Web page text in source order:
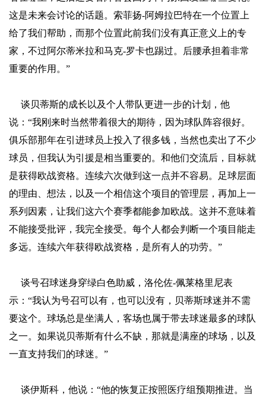
这是未来会讨论的话题。索菲扬-阿姆拉巴特在一个位置上
给了我们帮助，而那个位置此前我们没有真正意义上的专
家，不过阿尔蒂米拉和马克-罗卡也踢过。后腰承担着非常
重要的作用。”
谈贝蒂斯的成长以及个人带队更进一步的计划，他
说：“我刚来时当然带着很大的期待，因为球队阵容很好。
俱乐部那年在引进球员上投入了很多钱，当然也卖出了不少
球员，但我认为引援是相当重要的。和他们交流后，目标就
是获得欧战资格。连续六次做到这一点并不容易。足球层面
的理由、想法，以及一个相信这个项目的管理层，再加上一
系列因素，让我们这六个赛季都能参加欧战。这并不意味着
不能接受批评，我完全接受。每个人都会判断一个项目能走
多远。连续六年获得欧战资格，是所有人的功劳。”
谈号召球迷身穿绿白色助威，洛伦佐-佩莱格里尼表
示：“我认为号召可以有，也可以没有，贝蒂斯球迷并不需
要这个。球场总是坐满人，客场也属于带去球迷最多的球队
之一。如果说贝蒂斯有什么不缺，那就是满座的球场，以及
一直支持我们的球迷。”
谈伊斯科，他说：“他的恢复正按照医疗组预期推进。当